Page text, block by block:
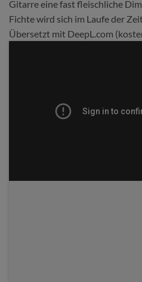
Gitarre eine fast fleischliche
Fichte wird sich im Laufe der
Übersetzt mit DeepL.com